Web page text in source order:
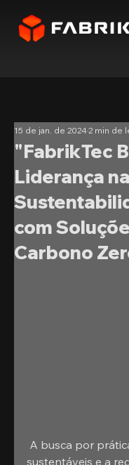
"FabrikTec
Liderança na
com
Carbono
15 de jan. de 2024 2 min de
sustentáveis e a